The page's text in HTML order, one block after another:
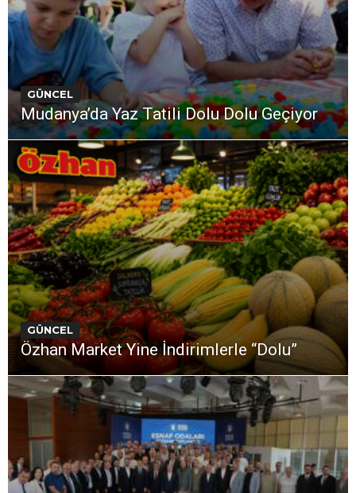
GÜNCEL
Mudanya’da Yaz Tatili Dolu Dolu Geçiyor
GÜNCEL
Özhan Market Yine İndirimlerle “Dolu”